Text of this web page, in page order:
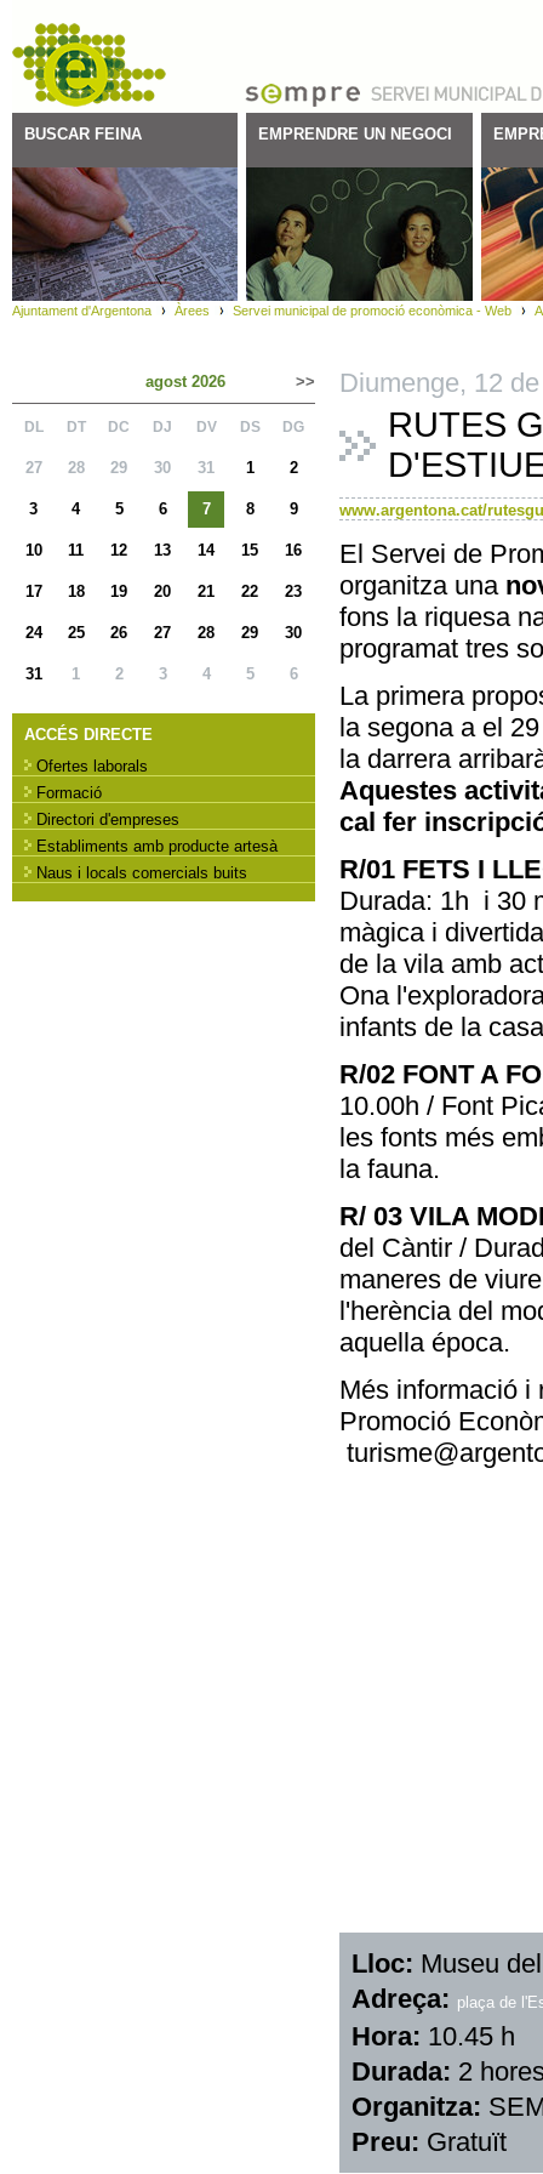
BUSCAR FEINA EMPRENDRE UN NEGOCI
Ajuntament d'Argentona Àrees Servei municipal de promoció econòmica - Web
agost 2026 >>
DL DT DC DJ DV DS DG
27 28 29 30 31 1 2
3 4 5 6 7 8 9
10 11 12 13 14 15 16
17 18 19 20 21 22 23
24 25 26 27 28 29 30
31 1 2 3 4 5 6
ACCÉS DIRECTE
Ofertes laborals
Formació
Directori d'empreses
Establiments amb producte artesà
Naus i locals comercials buits
Diumenge, 12 de
RUTES
www.argentona.cat/
El Servei de
organitza una
fons la riquesa
programat tres
La primera
la segona a el
la darrera
Aquestes
cal fer
R/01 FETS I
Durada: 1h i 30
màgica i
de la vila amb
Ona
infants de la
R/02 FONT A
10.00h / Font
les fonts més
la fauna.
R/ 03 VILA
del Càntir /
maneres de
l'herència del
aquella época.
Més informació i
Promoció
Lloc: Museu
Adreça: plaça de
Hora: 10.45 h
Durada: 2
Organitza:
Preu: Gratuït